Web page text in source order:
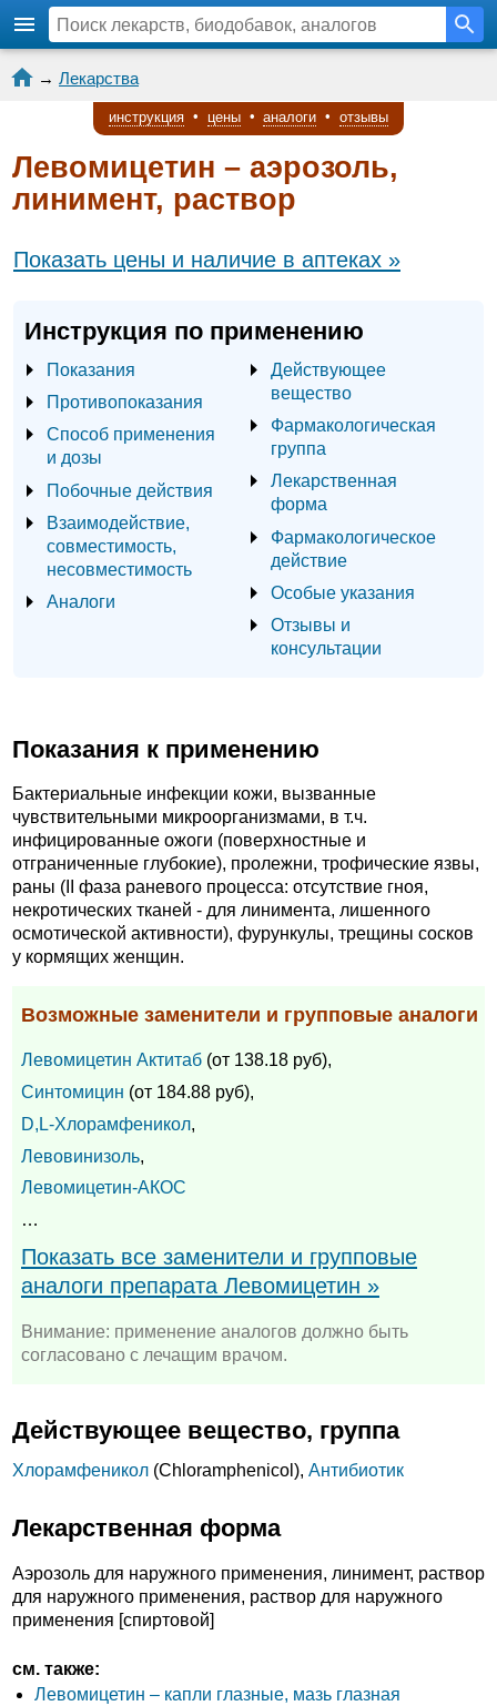
→ Лекарства
инструкция • цены • аналоги • отзывы
Левомицетин – аэрозоль,
линимент, раствор
Показать цены и наличие в аптеках »
Инструкция по применению
Показания
Противопоказания
Способ применения
и дозы
Побочные действия
Взаимодействие,
совместимость,
несовместимость
Аналоги
Действующее
вещество
Фармакологическая
группа
Лекарственная
форма
Фармакологическое
действие
Особые указания
Отзывы и
консультации
Показания к применению
Бактериальные инфекции кожи, вызванные
чувствительными микроорганизмами, в т.ч.
инфицированные ожоги (поверхностные и
отграниченные глубокие), пролежни, трофические язвы,
раны (II фаза раневого процесса: отсутствие гноя,
некротических тканей - для линимента, лишенного
осмотической активности), фурункулы, трещины сосков
у кормящих женщин.
Возможные заменители и групповые аналоги
Левомицетин Актитаб (от 138.18 руб),
Синтомицин (от 184.88 руб),
D,L-Хлорамфеникол,
Левовинизоль,
Левомицетин-АКОС
…
Показать все заменители и групповые
аналоги препарата Левомицетин »
Внимание: применение аналогов должно быть
согласовано с лечащим врачом.
Действующее вещество, группа
Хлорамфеникол (Chloramphenicol), Антибиотик
Лекарственная форма
Аэрозоль для наружного применения, линимент, раствор
для наружного применения, раствор для наружного
применения [спиртовой]
см. также:
Левомицетин – капли глазные, мазь глазная